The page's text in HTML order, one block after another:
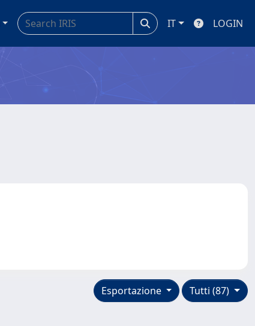
IT LOGIN
Tutti (87)
Esportazione